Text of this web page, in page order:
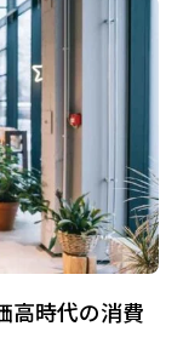
高時代の消費